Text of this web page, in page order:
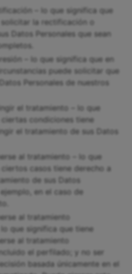
– lo que significa que
la rectificación o
Datos Personales que sean
– lo que significa que en
puede solicitar que
Personales de nuestros
el tratamiento – lo que
condiciones tiene
el tratamiento de sus Datos
al tratamiento – lo que
casos tiene derecho a
de sus Datos
ejemplo, en el caso de
al tratamiento
que significa que tiene
al tratamiento
el perfilado; y no ser
basada únicamente en el